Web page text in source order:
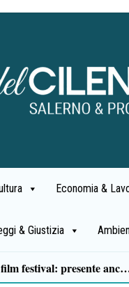
Economia &
& Giustizia